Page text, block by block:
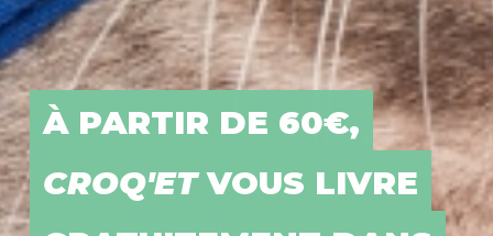
CROQ'ETPROPOSE LE
MEILLEUR POUR VOS